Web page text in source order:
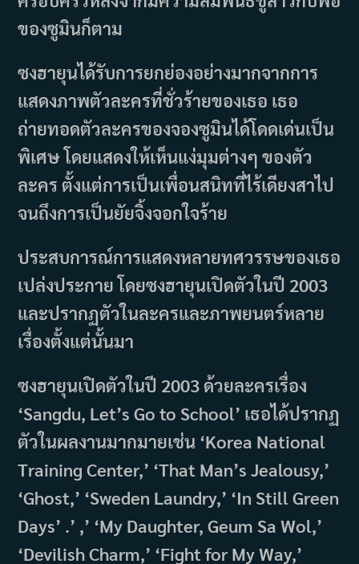
ของซูมินก็ตาม
ซงฮายุนได้รับการยกย่องอย่างมากจากการ
แสดงภาพตัวละครที่ชั่วร้ายของเธอ เธอ
ถ่ายทอดตัวละครของจองซูมินได้โดดเด่นเป็น
พิเศษ โดยแสดงให้เห็นแง่มุมต่างๆ ของตัว
ละคร ตั้งแต่การเป็นเพื่อนสนิทที่ไร้เดียงสาไป
จนถึงการเป็นยัยจิ้งจอกใจร้าย
ประสบการณ์การแสดงหลายทศวรรษของเธอ
เปล่งประกาย โดยซงฮายุนเปิดตัวในปี 2003
และปรากฏตัวในละครและภาพยนตร์หลาย
เรื่องตั้งแต่นั้นมา
ซงฮายุนเปิดตัวในปี 2003 ด้วยละครเรื่อง
‘Sangdu, Let’s Go to School’ เธอได้ปรากฏ
ตัวในผลงานมากมายเช่น ‘Korea National
Training Center,’ ‘That Man’s Jealousy,’
‘Ghost,’ ‘Sweden Laundry,’ ‘In Still Green
Days’ .’ ,’ ‘My Daughter, Geum Sa Wol,’
‘Devilish Charm,’ ‘Fight for My Way,’